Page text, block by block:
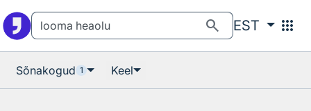
search EST apps
Sõnakogud 1 Keel